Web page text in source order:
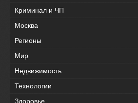
Криминал и ЧП
Москва
Регионы
Мир
Недвижимость
Технологии
Здоровье